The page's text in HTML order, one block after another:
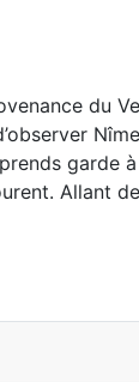
du
garde
Allant